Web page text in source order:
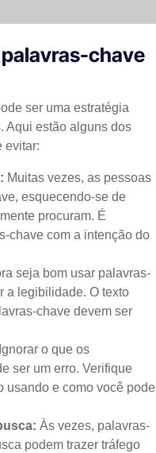
chave
ser uma estratégia
Aqui estão alguns dos
evitar:
Muitas vezes, as pessoas
esquecendo-se de
procuram. É
chave com a intenção do
seja bom usar palavras-
a legibilidade. O texto
chave devem ser
Ignorar o que os
ser um erro. Verifique
usando e como você pode
Às vezes, palavras-
podem trazer tráfego